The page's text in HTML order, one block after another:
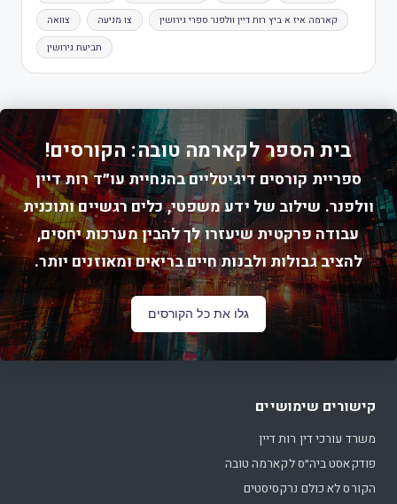
צוואה צו מניעה קארמה איז א ביץ רות דיין וולפנר ספרי גירושין
תביעת גירושין
בית הספר לקארמה טובה: הקורסים!
ספריית קורסים דיגיטליים בהנחיית עו״ד רות דיין
וולפנר. שילוב של ידע משפטי, כלים רגשיים ותוכנית
עבודה פרקטית שיעזרו לך להבין מערכות יחסים,
להציב גבולות ולבנות חיים בריאים ומאוזנים יותר.
גלו את כל הקורסים
קישורים שימושיים
משרד עורכי דין רות דיין
פודקאסט ביה״ס לקארמה טובה
הקורס לא כולם נרקסיסטים